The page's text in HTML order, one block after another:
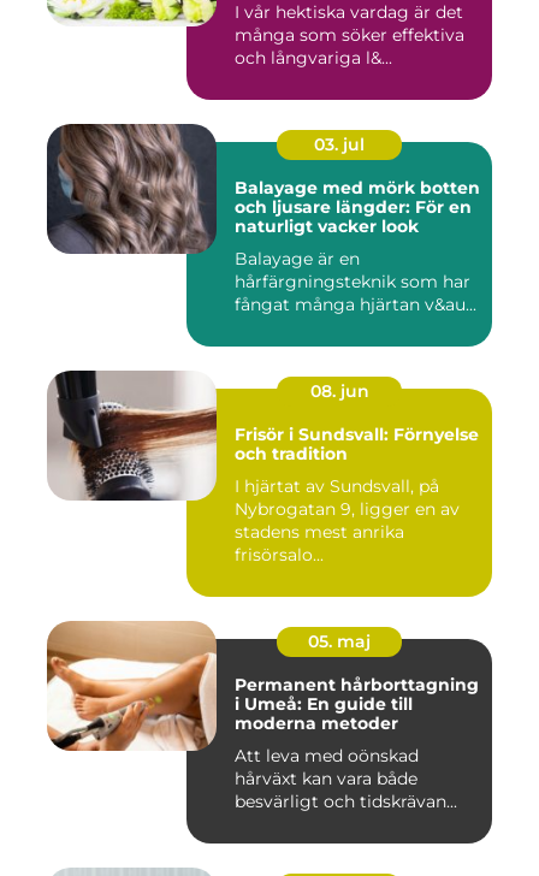
I vår hektiska vardag är det
många som söker effektiva
och långvariga l&...
03. jul
Balayage med mörk botten
och ljusare längder: För en
naturligt vacker look
Balayage är en
hårfärgningsteknik som har
fångat många hjärtan v&au...
08. jun
Frisör i Sundsvall: Förnyelse
och tradition
I hjärtat av Sundsvall, på
Nybrogatan 9, ligger en av
stadens mest anrika
frisörsalo...
05. maj
Permanent hårborttagning
i Umeå: En guide till
moderna metoder
Att leva med oönskad
hårväxt kan vara både
besvärligt och tidskrävan...